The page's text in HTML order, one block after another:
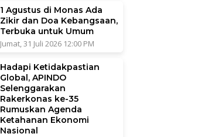
1 Agustus di Monas Ada
Zikir dan Doa Kebangsaan,
Terbuka untuk Umum
Jumat, 31 Juli 2026 12:00 PM
Hadapi Ketidakpastian
Global, APINDO
Selenggarakan
Rakerkonas ke-35
Rumuskan Agenda
Ketahanan Ekonomi
Nasional